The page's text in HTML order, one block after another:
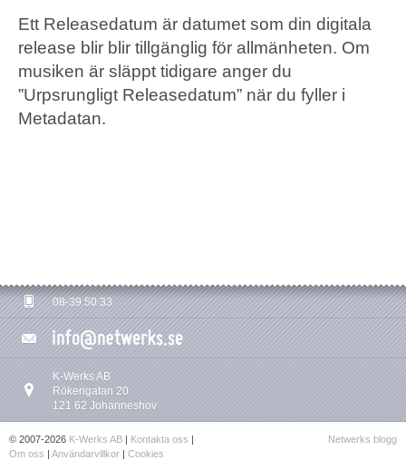
Ett Releasedatum är datumet som din digitala
release blir blir tillgänglig för allmänheten. Om
musiken är släppt tidigare anger du
”Urpsrungligt Releasedatum” när du fyller i
Metadatan.
08-39 50 33
K-Werks AB
Rökerigatan 20
121 62 Johanneshov
Netwerks blogg
© 2007-2026 K-Werks AB | Kontakta oss |
Om oss | Användarvillkor | Cookies